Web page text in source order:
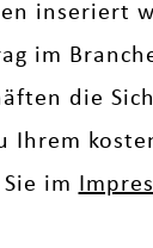
inseriert
im
die
Ihrem
im